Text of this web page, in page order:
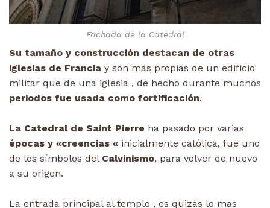
Fachada de la Catedral
Su tamaño y construcción destacan de otras
iglesias de Francia y son mas propias de un edificio
militar que de una iglesia , de hecho durante muchos
periodos fue usada como fortificación.
La Catedral de Saint Pierre ha pasado por varias
épocas y «creencias « inicialmente católica, fue uno
de los símbolos del Calvinismo, para volver de nuevo
a su origen.
La entrada principal al templo , es quizás lo mas